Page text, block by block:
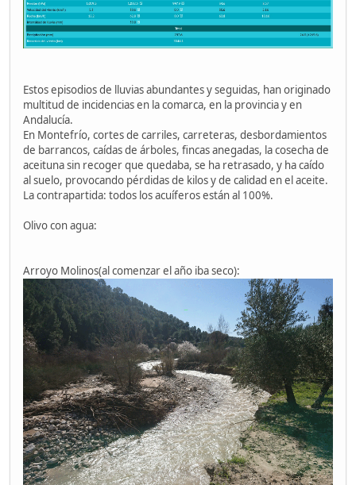
Estos episodios de lluvias abundantes y seguidas, han originado
multitud de incidencias en la comarca, en la provincia y en
Andalucía.
En Montefrío, cortes de carriles, carreteras, desbordamientos
de barrancos, caídas de árboles, fincas anegadas, la cosecha de
aceituna sin recoger que quedaba, se ha retrasado, y ha caído
al suelo, provocando pérdidas de kilos y de calidad en el aceite.
La contrapartida: todos los acuíferos están al 100%.
Olivo con agua:
Arroyo Molinos(al comenzar el año iba seco):